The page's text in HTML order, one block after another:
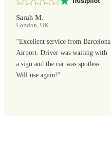
Sarah M.
London, UK
“Excellent service from Barcelona
Airport. Driver was waiting with
a sign and the car was spotless.
Will use again!”